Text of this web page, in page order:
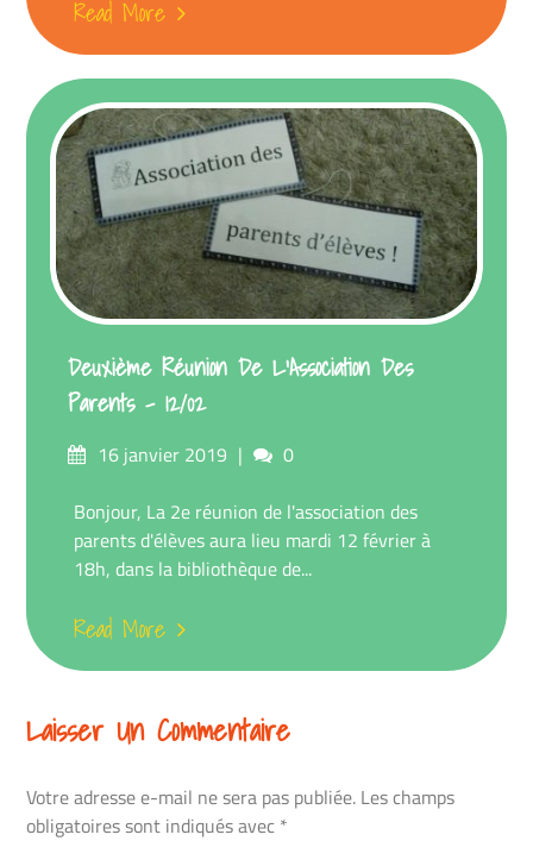
Read More
Deuxième Réunion De L’Association Des
Parents – 12/02
Posted16 janvier 2019 Comments
0
Bonjour, La 2e réunion de l'association des
parents d'élèves aura lieu mardi 12 février à
18h, dans la bibliothèque de...
Read More
Laisser Un Commentaire
Votre adresse e-mail ne sera pas publiée. Les champs
obligatoires sont indiqués avec *